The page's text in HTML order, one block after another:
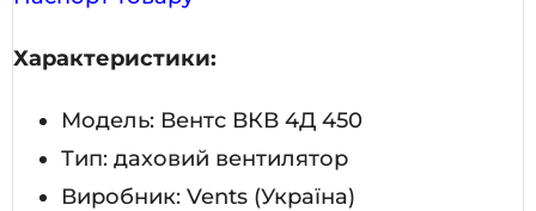
Характеристики:
Модель: Вентс ВКВ 4Д 450
Тип: даховий вентилятор
Виробник: Vents (Україна)